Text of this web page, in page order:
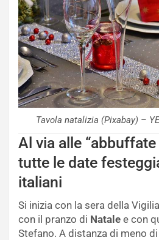
Tavola natalizia (Pixabay) –
Al via alle
tutte le date
italiani
Si inizia con la sera della
con il pranzo di Natale e con
Stefano. A distanza di meno